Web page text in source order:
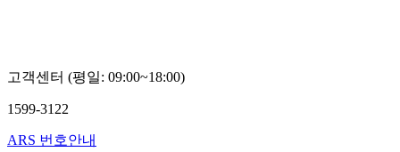
고객센터 (평일: 09:00~18:00)
1599-3122
ARS 번호안내